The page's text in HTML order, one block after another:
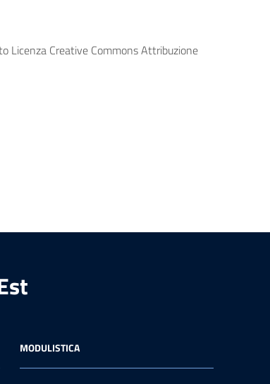
Licenza Creative Commons Attribuzione
MODULISTICA